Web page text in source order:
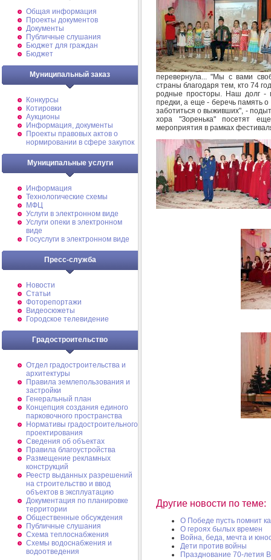
Общая информация
Проекты документов
Документы
Публичные слушания
Бюджет для граждан
Бюджет
Муниципальный заказ
Конкурсы
Котировки
Аукционы
Информация, документы
Проекты правовых актов о
нормировании в сфере закупок
Муниципальные услуги
Информация
Технологические схемы
МФЦ
Услуги в электронном виде
Услуги опеки в электронном
виде
Госуслуги в электронном виде
Пресс-служба
Новости
Статьи
Фоторепортажи
Видеосюжеты
Городское телевидение
Градостроительство
Отдел градостроительства и
архитектуры
Правила землепользования и
застройки
Генеральный план
Концепция создания единого
парковочного пространства
Нормативы градостроительного
проектирования
Сведения об объектах
Правила благоустройства
Размещение рекламных
конструкций
Реестр выданных разрешений
на строительство и ввод
объектов в эксплуатацию
Документация по планировке
территории
Общественные обсуждения
Публичные слушания
Схема теплоснабжения
Схемы водоснабжения и
водоотведения
перевернула... "Мы с вами
страны благодаря тем, кто 74
родные просторы. Наш долг -
предки, а еще - беречь память
заботиться о выживших", -
хора "Зоренька" посетят
мероприятия в рамках
Другие новости по теме:
О Победе пусть помнит
О героях былых времен
Война, беда, мечта и
Дети против войны
Празднование 70-летия